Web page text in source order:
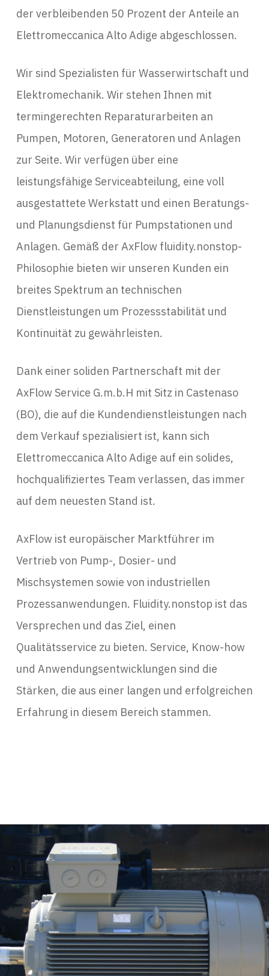
der verbleibenden 50 Prozent der Anteile an
Elettromeccanica Alto Adige abgeschlossen.
Wir sind Spezialisten für Wasserwirtschaft und
Elektromechanik. Wir stehen Ihnen mit
termingerechten Reparaturarbeiten an
Pumpen, Motoren, Generatoren und Anlagen
zur Seite. Wir verfügen über eine
leistungsfähige Serviceabteilung, eine voll
ausgestattete Werkstatt und einen Beratungs-
und Planungsdienst für Pumpstationen und
Anlagen. Gemäß der AxFlow fluidity.nonstop-
Philosophie bieten wir unseren Kunden ein
breites Spektrum an technischen
Dienstleistungen um Prozessstabilität und
Kontinuität zu gewährleisten.
Dank einer soliden Partnerschaft mit der
AxFlow Service G.m.b.H mit Sitz in Castenaso
(BO), die auf die Kundendienstleistungen nach
dem Verkauf spezialisiert ist, kann sich
Elettromeccanica Alto Adige auf ein solides,
hochqualifiziertes Team verlassen, das immer
auf dem neuesten Stand ist.
AxFlow ist europäischer Marktführer im
Vertrieb von Pump-, Dosier- und
Mischsystemen sowie von industriellen
Prozessanwendungen. Fluidity.nonstop ist das
Versprechen und das Ziel, einen
Qualitätsservice zu bieten. Service, Know-how
und Anwendungsentwicklungen sind die
Stärken, die aus einer langen und erfolgreichen
Erfahrung in diesem Bereich stammen.